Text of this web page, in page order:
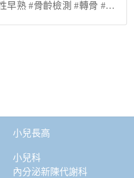
早熟 #骨齡檢測 #轉骨 #登
小兒長高
小兒科
內分泌新陳代謝科